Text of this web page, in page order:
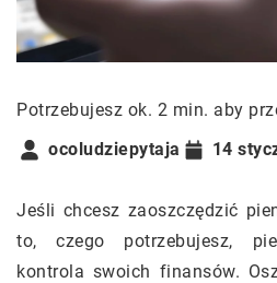
Potrzebujesz ok. 2 min. aby
ocoludziepytaja
14
Jeśli chcesz zaoszczędzić
to, czego potrzebujesz,
kontrola swoich finansów.